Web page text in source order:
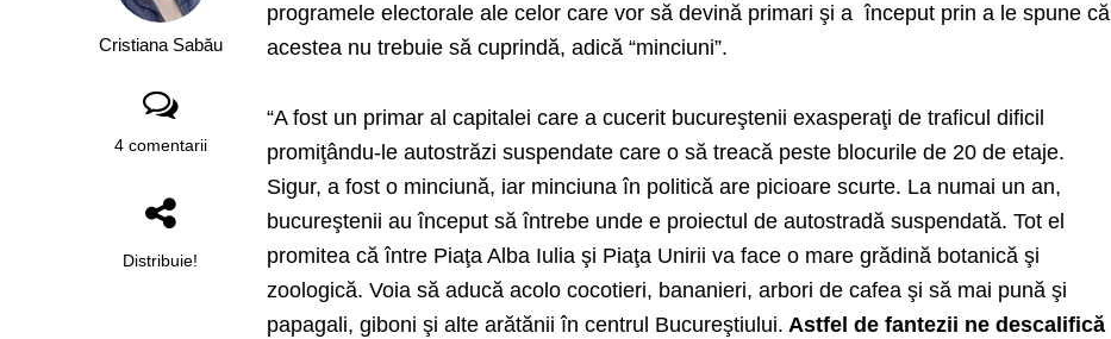
Cristiana Sabău
4 comentarii
Distribuie!
programele electorale ale celor care vor să devină primari şi a început prin a le spune că
acestea nu trebuie să cuprindă, adică “minciuni”.
“A fost un primar al capitalei care a cucerit bucureştenii exasperaţi de traficul dificil
promiţându-le autostrăzi suspendate care o să treacă peste blocurile de 20 de etaje.
Sigur, a fost o minciună, iar minciuna în politică are picioare scurte. La numai un an,
bucureştenii au început să întrebe unde e proiectul de autostradă suspendată. Tot el
promitea că între Piaţa Alba Iulia şi Piaţa Unirii va face o mare grădină botanică şi
zoologică. Voia să aducă acolo cocotieri, bananieri, arbori de cafea şi să mai pună şi
papagali, giboni şi alte arătănii în centrul Bucureştiului. Astfel de fantezii ne descalifică